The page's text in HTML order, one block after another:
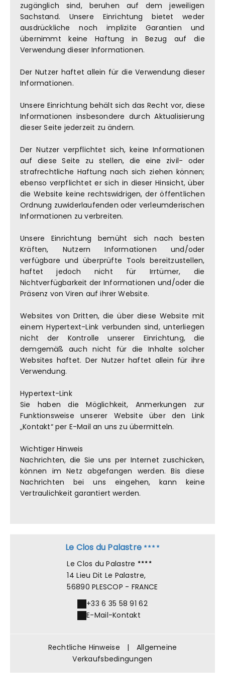
zugänglich sind, beruhen auf dem jeweiligen
Sachstand. Unsere Einrichtung bietet weder
ausdrückliche noch implizite Garantien und
übernimmt keine Haftung in Bezug auf die
Verwendung dieser Informationen.
Der Nutzer haftet allein für die Verwendung dieser
Informationen.
Unsere Einrichtung behält sich das Recht vor, diese
Informationen insbesondere durch Aktualisierung
dieser Seite jederzeit zu ändern.
Der Nutzer verpflichtet sich, keine Informationen
auf diese Seite zu stellen, die eine zivil- oder
strafrechtliche Haftung nach sich ziehen können;
ebenso verpflichtet er sich in dieser Hinsicht, über
die Website keine rechtswidrigen, der öffentlichen
Ordnung zuwiderlaufenden oder verleumderischen
Informationen zu verbreiten.
Unsere Einrichtung bemüht sich nach besten
Kräften, Nutzern Informationen und/oder
verfügbare und überprüfte Tools bereitzustellen,
haftet jedoch nicht für Irrtümer, die
Nichtverfügbarkeit der Informationen und/oder die
Präsenz von Viren auf ihrer Website.
Websites von Dritten, die über diese Website mit
einem Hypertext-Link verbunden sind, unterliegen
nicht der Kontrolle unserer Einrichtung, die
demgemäß auch nicht für die Inhalte solcher
Websites haftet. Der Nutzer haftet allein für ihre
Verwendung.
Hypertext-Link
Sie haben die Möglichkeit, Anmerkungen zur
Funktionsweise unserer Website über den Link
„Kontakt“ per E-Mail an uns zu übermitteln.
Wichtiger Hinweis
Nachrichten, die Sie uns per Internet zuschicken,
können im Netz abgefangen werden. Bis diese
Nachrichten bei uns eingehen, kann keine
Vertraulichkeit garantiert werden.
Le Clos du Palastre
Le Clos du Palastre
14 Lieu Dit Le Palastre,
56890 PLESCOP - FRANCE
+33 6 35 58 91 62
E-Mail-Kontakt
Rechtliche Hinweise |
Allgemeine
Verkaufsbedingungen